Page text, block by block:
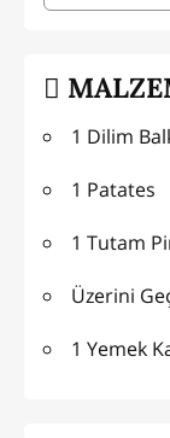
1 Dilim
1 Patates
1 Tutam
Üzerini
1 Yemek